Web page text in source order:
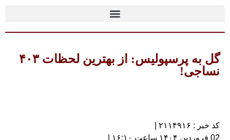
گل به پرسپولیس: از بهترین لحظات ۴۰۳
نساجی!
کد خبر : ۲۱۱۴۹۱۶ |
02 فروردین ۱۴۰۴ ساعت ۱۶:۱۰ |